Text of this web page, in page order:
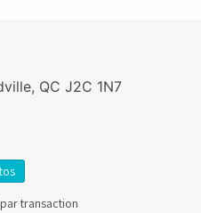
QC J2C 1N7
transaction